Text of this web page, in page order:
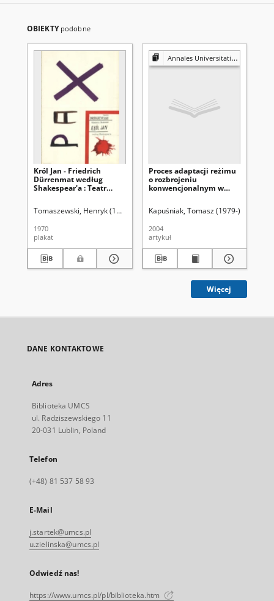
OBIEKTY podobne
Król Jan - Friedrich
Dürrenmat według
Shakespear'a : Teatr
Tomaszewski, Henryk (1914-2005)
1970
plakat
Annales Universitatis Mariae Curie-Skłodowska. Sectio K, Politologia
Proces adaptacji reżimu
o rozbrojeniu
konwencjonalnym w
Kapuśniak, Tomasz (1979-)
2004
artykuł
Więcej
DANE KONTAKTOWE
Adres
Biblioteka UMCS
ul. Radziszewskiego 11
20-031 Lublin, Poland
Telefon
(+48) 81 537 58 93
E-Mail
j.startek@umcs.pl
u.zielinska@umcs.pl
Odwiedź nas!
https://www.umcs.pl/pl/biblioteka.htm